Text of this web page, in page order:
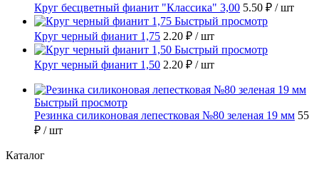
Круг бесцветный фианит "Классика" 3,00 5.50 ₽ / шт
Быстрый просмотр
Круг черный фианит 1,75 2.20 ₽ / шт
Быстрый просмотр
Круг черный фианит 1,50 2.20 ₽ / шт
Быстрый просмотр
Резинка силиконовая лепестковая №80 зеленая 19 мм 55
₽ / шт
Каталог